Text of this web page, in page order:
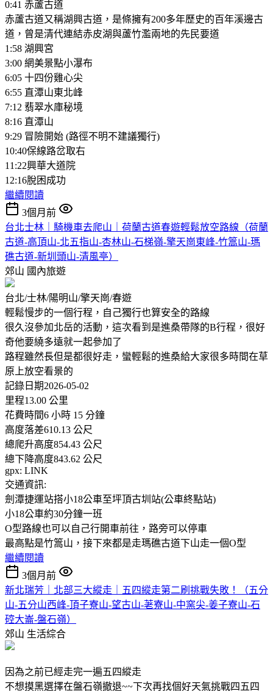
0:41 赤蘆古道
赤蘆古道又稱湖興古道，是條擁有200多年歷史的百年溪邊古
道，曾是清代連結赤皮湖與蘆竹濫兩地的先民要道
1:58 湖興宮
3:00 網美景點小瀑布
6:05 十四份雞心尖
6:55 直潭山東北峰
7:12 翡翠水庫秘境
8:16 直潭山
9:29 冒險開始 (路徑不明不建議獨行)
10:40保線路岔取右
11:22興華大道院
12:16脫困成功
繼續閱讀
3個月前
台北士林｜騎機車去爬山｜荷蘭古道春遊輕鬆放空路線（荷蘭
古道-高頂山-北五指山-杏林山-石梯嶺-擎天崗東峰-竹篙山-瑪
礁古道-新圳頭山-清風亭）
郊山 國內旅遊
台北/士林/陽明山/擎天崗/春遊
輕鬆慢步的一個行程，自己獨行也算安全的路線
很久沒參加北岳的活動，這次看到是進桑帶隊的B行程，很好
奇他要繞多遠就一起參加了
路程雖然長但是都很好走，蠻輕鬆的進桑給大家很多時間在草
原上放空看景的
記錄日期2026-05-02
里程13.00 公里
花費時間6 小時 15 分鐘
高度落差610.13 公尺
總爬升高度854.43 公尺
總下降高度843.62 公尺
gpx: LINK
交通資訊:
劍潭捷運站搭小18公車至坪頂古圳站(公車終點站)
小18公車約30分鐘一班
O型路線也可以自己行開車前往，路旁可以停車
最高點是竹篙山，接下來都是走瑪礁古道下山走一個O型
繼續閱讀
3個月前
新北瑞芳｜北部三大縱走｜五四縱走第二刷挑戰失敗！（五分
山-五分山西峰-頂子寮山-望古山-荖寮山-中窯尖-姜子寮山-石
硿大崙-盤石嶺）
郊山 生活綜合
因為之前已經走完一遍五四縱走
不想摸黑選擇在盤石嶺撤退~~下次再找個好天氣挑戰四五四